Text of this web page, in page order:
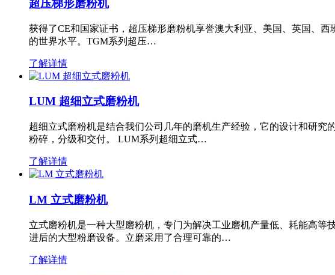
超压梯形磨粉机
获得了CE和国家证书，超压梯形磨粉机享誉澳大利亚、美国、英国、
的世界水平。TGM系列超压…
了解详情
LUM 超细立式磨粉机
超细立式磨粉机是结合我们公司几年的磨机生产经验，它的设计和研
粉碎，分级和交付。 LUM系列超细立式…
了解详情
LM 立式磨粉机
立式磨粉机是一种大型磨粉机，专门为解决工业磨机产量低、耗能高
进后的大型粉磨设备。立磨采用了合理可靠的…
了解详情